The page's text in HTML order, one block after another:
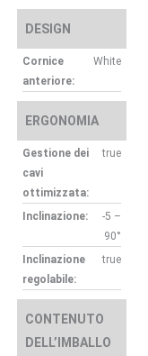
DESIGN
Cornice
anteriore:
White
ERGONOMIA
Gestione dei
cavi
ottimizzata:
true
Inclinazione:
-5 –
90°
Inclinazione
regolabile:
true
CONTENUTO
DELL’IMBALLO